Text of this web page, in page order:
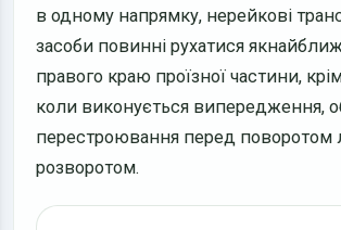
в одному напрямку, нерейкові
засоби повинні рухатися
правого краю проїзної частини,
коли виконується випередження,
перестроювання перед поворотом
розворотом.